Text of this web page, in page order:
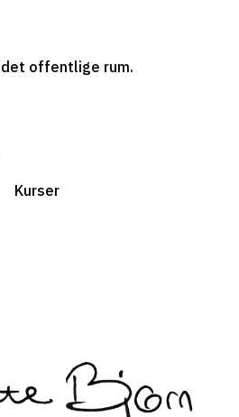
offentlige rum.
Kurser